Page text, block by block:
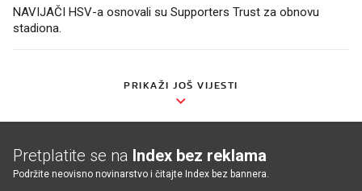
NAVIJAČI HSV-a osnovali su Supporters Trust za obnovu
stadiona.
PRIKAŽI JOŠ VIJESTI
Pretplatite se na Index bez reklama
Podržite neovisno novinarstvo i čitajte Index bez bannera.